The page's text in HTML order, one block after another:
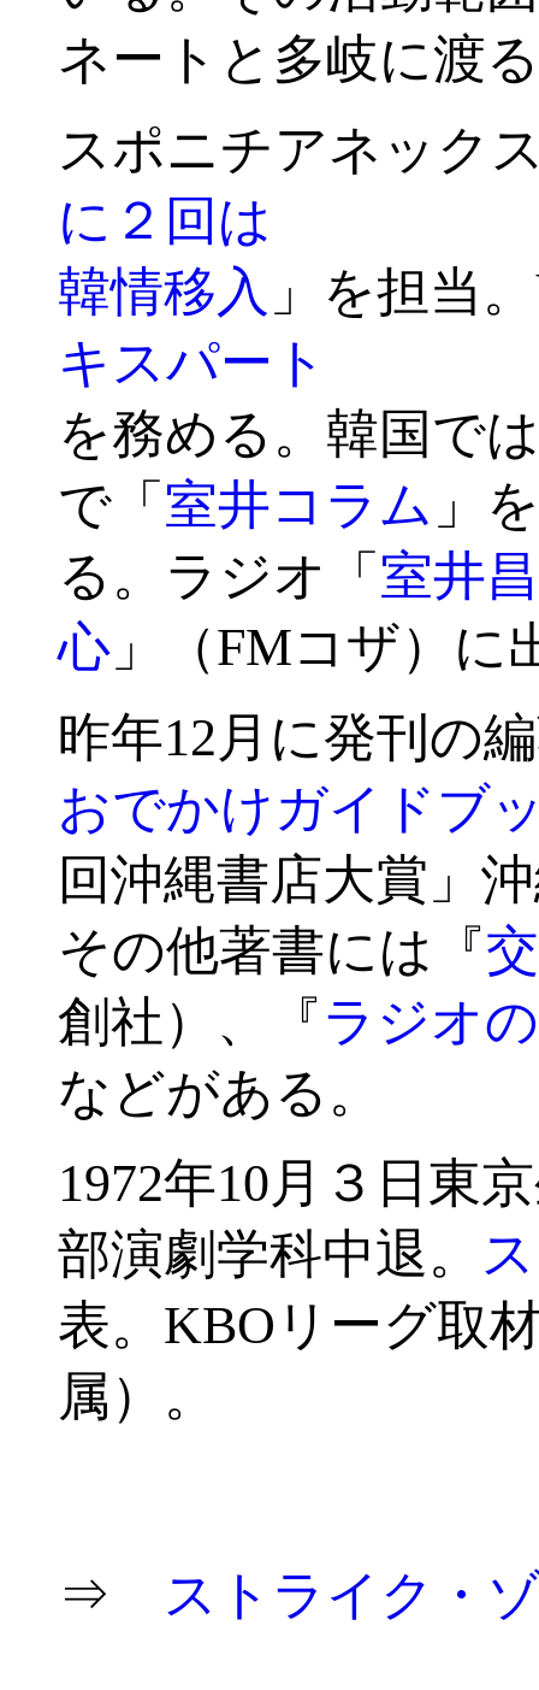
ネートと多岐に渡
スポニチアネック
に２回は
韓情移入 」を担当
キスパート
を務める。韓国で
で「 室井コラム 」
る。ラジオ「 室井
心 」（FMコザ）に
昨年12月に発刊の
おでかけガイドブ
回沖縄書店大賞」
その他著書には『
創社）、『ラジオ
などがある。
1972年10月３日東
部演劇学科中退。
表。KBOリーグ取
属）。
⇒ ストライク・